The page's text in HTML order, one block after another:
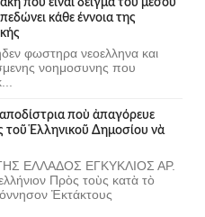
που ειναι δείγμα του μέσου
κάθε έννοια της
φωστηρα νεοελληνα και
νοημοσυνης που
ποὺ ἀπαγόρευε
Ἑλληνικοῦ Δημοσίου νὰ
ΕΛΛΑΔΟΣ ΕΓΚΥΚΛΙΟΣ ΑΡ.
Πρὸς τοὺς κατὰ τὸ
Ἐκτάκτους